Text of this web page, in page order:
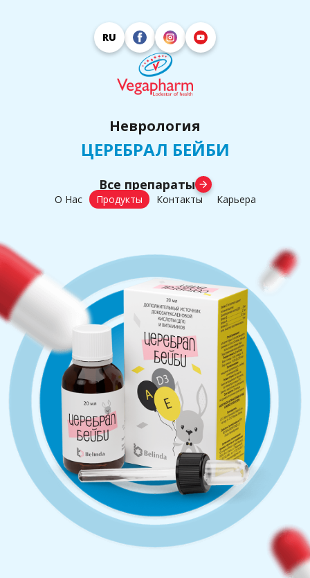
RU
Неврология
ЦЕРЕБРАЛ БЕЙБИ
Все препараты arrow_forward
О Нас Продукты Контакты Карьера